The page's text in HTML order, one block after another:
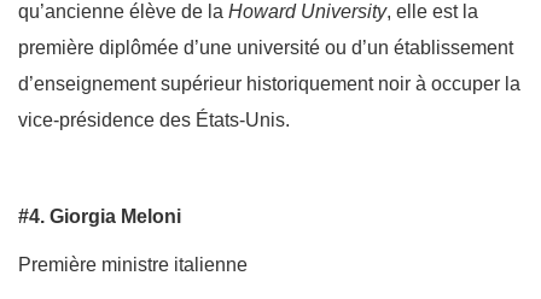
qu’ancienne élève de la Howard University, elle est la
première diplômée d’une université ou d’un établissement
d’enseignement supérieur historiquement noir à occuper la
vice-présidence des États-Unis.
#4. Giorgia Meloni
Première ministre italienne